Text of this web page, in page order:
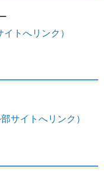
トへリンク）
サイトへリンク）